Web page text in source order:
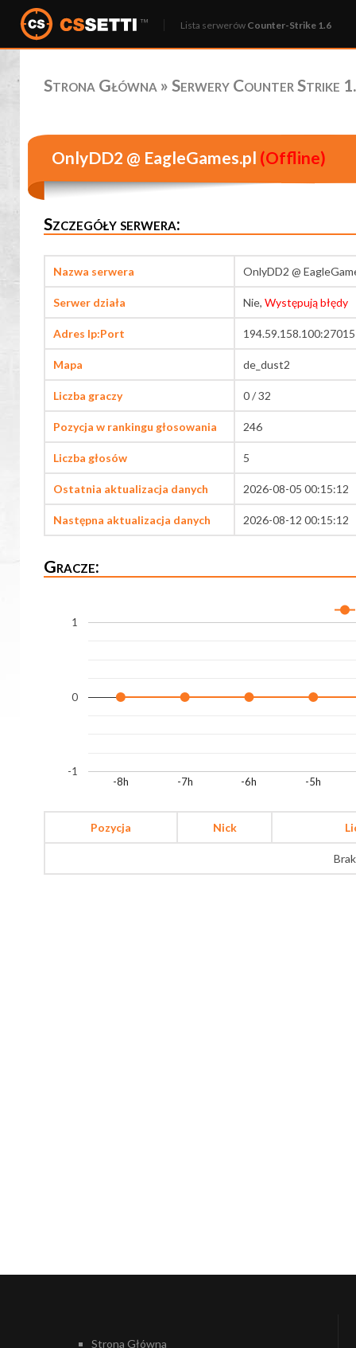
Lista serwerów Counter-Strike 1.6
Strona Główna » Serwery Counter Strike
OnlyDD2 @ EagleGames.pl (Offline)
Szczegóły serwera:
Nazwa serwera OnlyDD2 @
Serwer działa Nie, Występują błędy
Adres Ip:Port 194.59.158.100:27015
Mapa de_dust2
Liczba graczy 0 / 32
Pozycja w rankingu głosowania 246
Liczba głosów 5
Ostatnia aktualizacja danych 2026-08-05 00:15:12
Następna aktualizacja danych 2026-08-12 00:15:12
Gracze:
-8h -7h -6h -5h
-1
0
1
Pozycja Nick
Strona Główna